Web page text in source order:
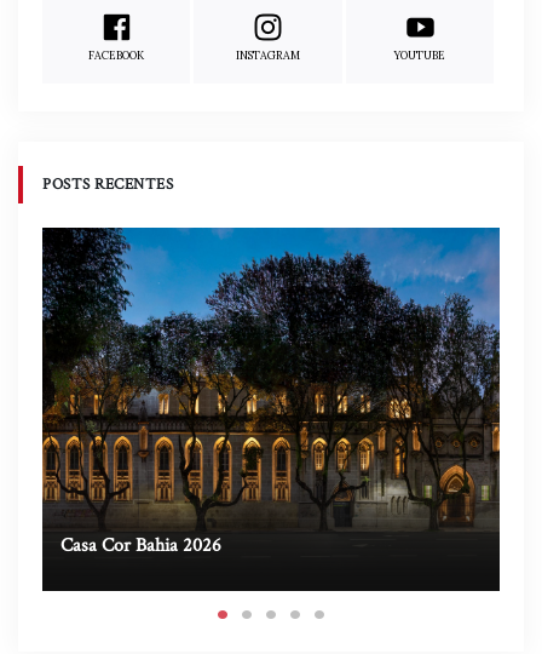
FACEBOOK INSTAGRAM YOUTUBE
POSTS RECENTES
Casa Cor Bahia 2026